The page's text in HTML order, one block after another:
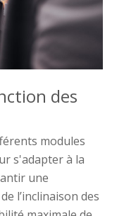
des
modules
s'adapter à la
une
l’inclinaison des